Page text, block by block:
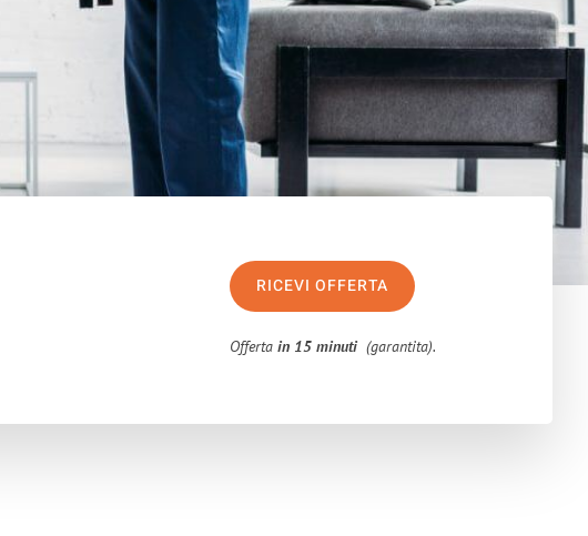
RICEVI OFFERTA
Offertain 15 minuti (garantita).